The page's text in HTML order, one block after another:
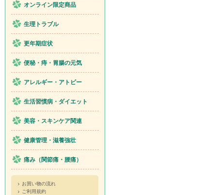
オンライン限定商品
生理トラブル
更年期症状
便秘・痔・胃腸の元気
アレルギー・アトピー
生活習慣病・ダイエット
美容・スキンケア関連
健康管理・滋養強壮
痛み（関節痛・腰痛）
お買い物の流れ
ご利用規約